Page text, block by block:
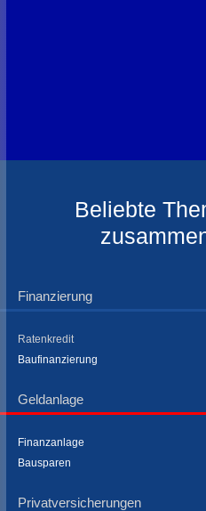
Beliebte
Finanzierung
Ratenkredit
Baufinanzierung
Geldanlage
Finanzanlage
Bausparen
Privatversicherungen